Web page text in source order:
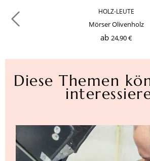
HOLZ-LEUTE
Mörser Olivenholz
ab 24,90 €
Diese Themen